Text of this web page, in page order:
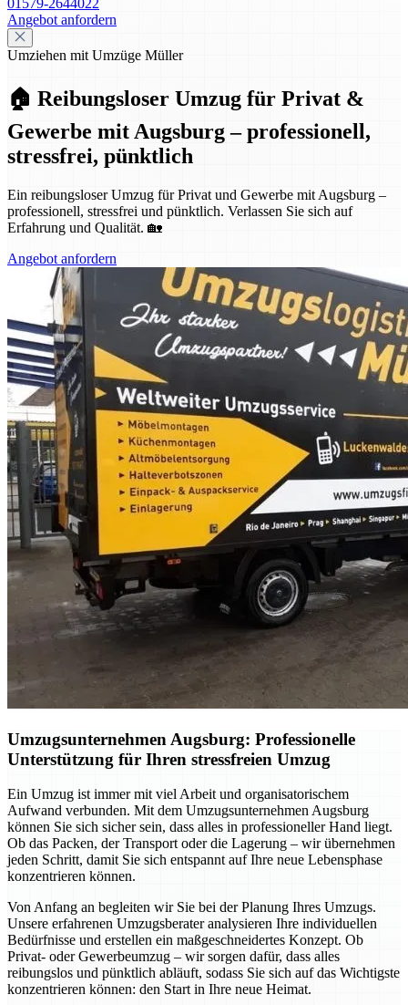
01579-2644022
Angebot anfordern
Umziehen mit Umzüge Müller
🏠 Reibungsloser Umzug für Privat &
Gewerbe mit Augsburg – professionell,
stressfrei, pünktlich
Ein reibungsloser Umzug für Privat und Gewerbe mit Augsburg –
professionell, stressfrei und pünktlich. Verlassen Sie sich auf
Erfahrung und Qualität. 🏡
Angebot anfordern
Umzugsunternehmen Augsburg: Professionelle
Unterstützung für Ihren stressfreien Umzug
Ein Umzug ist immer mit viel Arbeit und organisatorischem
Aufwand verbunden. Mit dem Umzugsunternehmen Augsburg
können Sie sich sicher sein, dass alles in professioneller Hand liegt.
Ob das Packen, der Transport oder die Lagerung – wir übernehmen
jeden Schritt, damit Sie sich entspannt auf Ihre neue Lebensphase
konzentrieren können.
Von Anfang an begleiten wir Sie bei der Planung Ihres Umzugs.
Unsere erfahrenen Umzugsberater analysieren Ihre individuellen
Bedürfnisse und erstellen ein maßgeschneidertes Konzept. Ob
Privat- oder Gewerbeumzug – wir sorgen dafür, dass alles
reibungslos und pünktlich abläuft, sodass Sie sich auf das Wichtigste
konzentrieren können: den Start in Ihre neue Heimat.